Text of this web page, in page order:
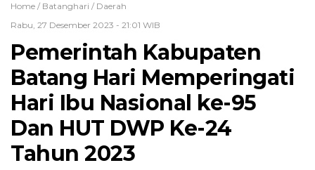
Home / Batanghari / Daerah
Rabu, 27 Desember 2023 - 21:01 WIB
Pemerintah Kabupaten
Batang Hari Memperingati
Hari Ibu Nasional ke-95
Dan HUT DWP Ke-24
Tahun 2023